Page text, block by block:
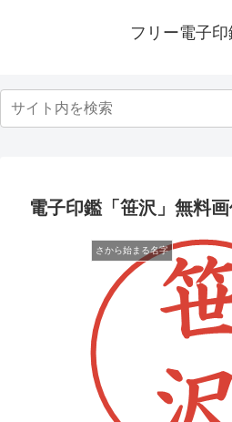
フリー電子
電子印鑑「笹沢」無料
さから始まる名字